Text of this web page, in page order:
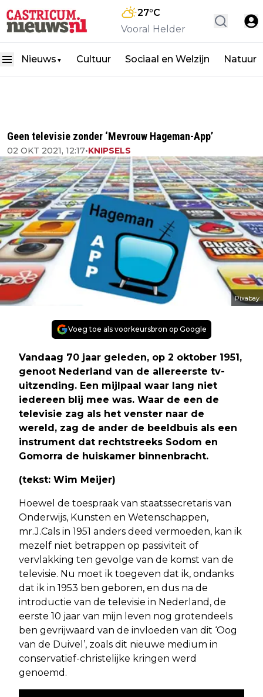
27°C
Vooral Helder
Nieuws ▼ Cultuur Sociaal en Welzijn Natuur
Geen televisie zonder ‘Mevrouw Hageman-App’
02 OKT 2021, 12:17•KNIPSELS
Pixabay
Voeg toe als voorkeursbron op Google
Vandaag 70 jaar geleden, op 2 oktober 1951,
genoot Nederland van de allereerste tv-
uitzending. Een mijlpaal waar lang niet
iedereen blij mee was. Waar de een de
televisie zag als het venster naar de
wereld, zag de ander de beeldbuis als een
instrument dat rechtstreeks Sodom en
Gomorra de huiskamer binnenbracht.
(tekst: Wim Meijer)
Hoewel de toespraak van staatssecretaris van
Onderwijs, Kunsten en Wetenschappen,
mr.J.Cals in 1951 anders deed vermoeden, kan ik
mezelf niet betrappen op passiviteit of
vervlakking ten gevolge van de komst van de
televisie. Nu moet ik toegeven dat ik, ondanks
dat ik in 1953 ben geboren, en dus na de
introductie van de televisie in Nederland, de
eerste 10 jaar van mijn leven nog grotendeels
ben gevrijwaard van de invloeden van dit ‘Oog
van de Duivel’, zoals dit nieuwe medium in
conservatief-christelijke kringen werd
genoemd.